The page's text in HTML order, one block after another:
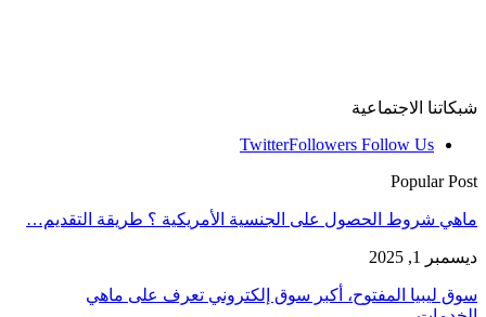
شبكاتنا الاجتماعية
TwitterFollowers Follow Us
Popular Post
ماهي شروط الحصول على الجنسية الأمريكية ؟ طريقة التقديم…
ديسمبر 1, 2025
سوق ليبيا المفتوح، أكبر سوق إلكتروني تعرف على ماهي